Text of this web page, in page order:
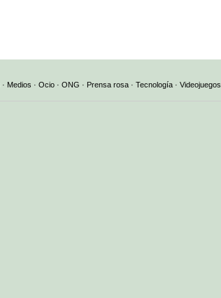
· Medios · Ocio · ONG · Prensa rosa · Tecnología · Videojuegos